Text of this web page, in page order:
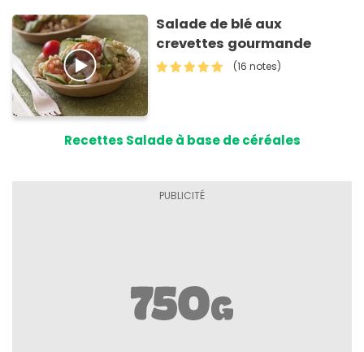
Salade de blé aux
crevettes gourmande
(16 notes)
Recettes Salade à base de céréales